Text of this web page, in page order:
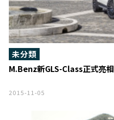
M.Benz新GLS-Class正式亮相
未分類
2015-11-05